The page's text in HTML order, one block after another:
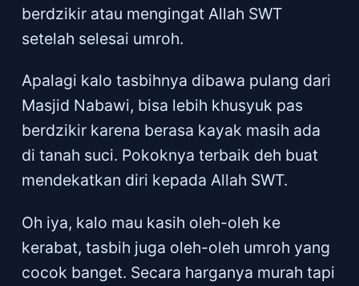
berdzikir atau mengingat Allah SWT
setelah selesai umroh.
Apalagi kalo tasbihnya dibawa pulang dari
Masjid Nabawi, bisa lebih khusyuk pas
berdzikir karena berasa kayak masih ada
di tanah suci. Pokoknya terbaik deh buat
mendekatkan diri kepada Allah SWT.
Oh iya, kalo mau kasih oleh-oleh ke
kerabat, tasbih juga oleh-oleh umroh yang
cocok banget. Secara harganya murah tapi